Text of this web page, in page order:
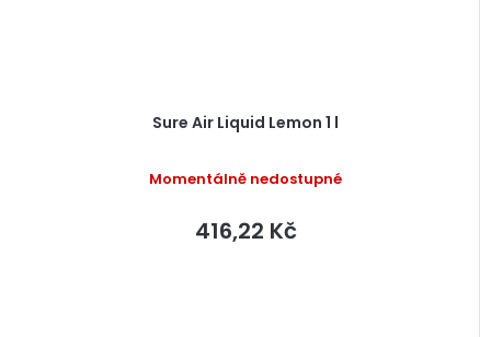
Sure Air Liquid Lemon 1 l
Momentálně nedostupné
416,22 Kč